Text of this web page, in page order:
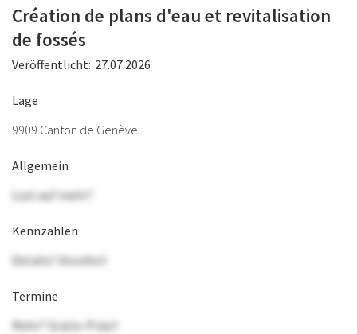
Création de plans d'eau et revitalisation
de fossés
Veröffentlicht: 27.07.2026
Lage
9909 Canton de Genève
Allgemein
Lust auf mehr?
Kennzahlen
Details? Anrufen!
Termine
Mehr? Gratis-Präsi!